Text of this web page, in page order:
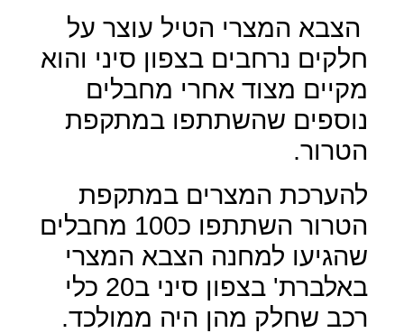
הצבא המצרי הטיל עוצר על
חלקים נרחבים בצפון סיני והוא
מקיים מצוד אחרי מחבלים
נוספים שהשתתפו במתקפת
הטרור.
להערכת המצרים במתקפת
הטרור השתתפו כ100 מחבלים
שהגיעו למחנה הצבא המצרי
באלברת' בצפון סיני ב20 כלי
רכב שחלק מהן היה ממולכד.